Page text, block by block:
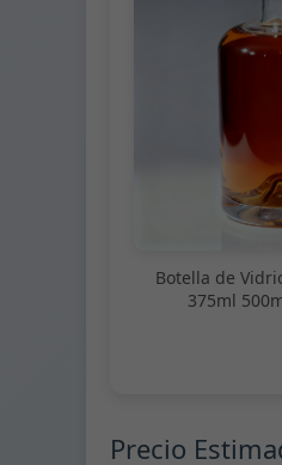
Botella de
375ml
Precio